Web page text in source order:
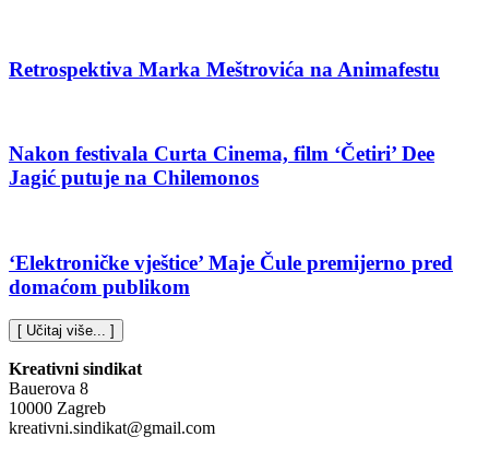
Retrospektiva Marka Meštrovića na Animafestu
Nakon festivala Curta Cinema, film ‘Četiri’ Dee
Jagić putuje na Chilemonos
‘Elektroničke vještice’ Maje Čule premijerno pred
domaćom publikom
[ Učitaj više... ]
Kreativni sindikat
Bauerova 8
10000 Zagreb
kreativni.sindikat@gmail.com